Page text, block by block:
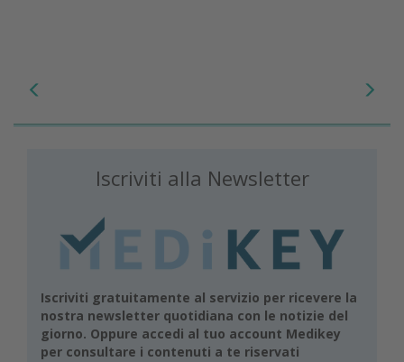
Iscriviti alla Newsletter
Iscriviti gratuitamente al servizio per ricevere la
nostra newsletter quotidiana con le notizie del
giorno. Oppure accedi al tuo account Medikey
per consultare i contenuti a te riservati